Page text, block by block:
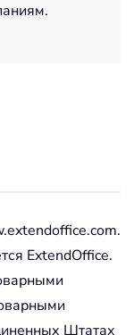
ExtendOffice.
Штатах